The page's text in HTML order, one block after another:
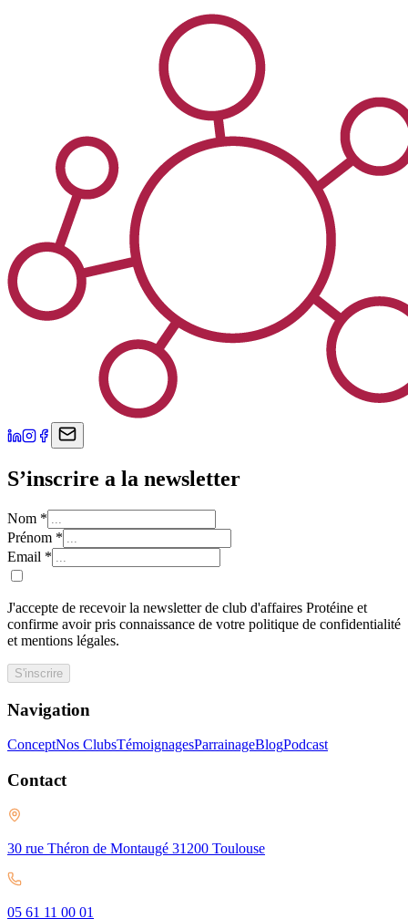
S’inscrire a la newsletter
Nom *
Prénom *
Email *
J'accepte de recevoir la newsletter de club d'affaires Protéine et
confirme avoir pris connaissance de votre politique de confidentialité
et mentions légales.
S'inscrire
Navigation
ConceptNos ClubsTémoignagesParrainageBlogPodcast
Contact
30 rue Théron de Montaugé 31200 Toulouse
05 61 11 00 01